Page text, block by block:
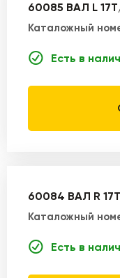
60085 ВАЛ L
Каталожный
Есть в
60084 ВАЛ R
Каталожный
Есть в